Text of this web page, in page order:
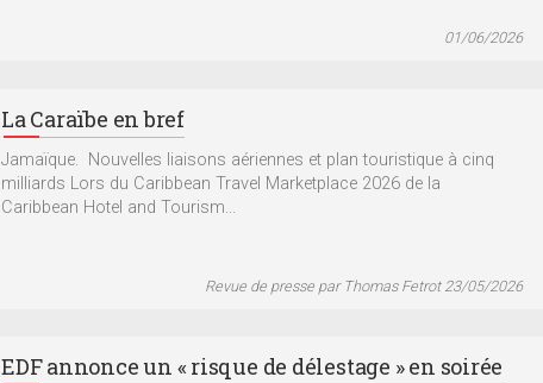
01/06/2026
La Caraïbe en bref
Jamaïque. Nouvelles liaisons aériennes et plan touristique à cinq
milliards Lors du Caribbean Travel Marketplace 2026 de la
Caribbean Hotel and Tourism...
Revue de presse par Thomas Fetrot 23/05/2026
EDF annonce un « risque de délestage » en soirée